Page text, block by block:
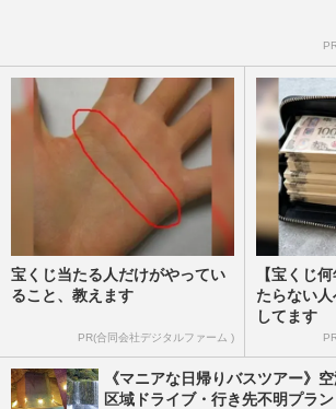
宝くじ当たる人だけがやってい
ること、教えます
PR(合同会社デジタルファーム )
【宝くじ
たらない
してます
《マニアな日帰りバスツアー》
区域ドライブ・行き先不明プラ